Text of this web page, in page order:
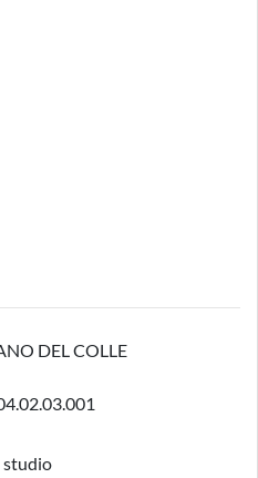
DEL COLLE
studio